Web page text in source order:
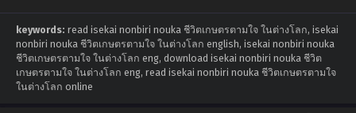
keywords: read isekai nonbiri nouka ชีวิตเกษตรตามใจ ในต่างโลก, isekai
nonbiri nouka ชีวิตเกษตรตามใจ ในต่างโลก english, isekai nonbiri nouka
ชีวิตเกษตรตามใจ ในต่างโลก eng, download isekai nonbiri nouka ชีวิต
เกษตรตามใจ ในต่างโลก eng, read isekai nonbiri nouka ชีวิตเกษตรตามใจ
ในต่างโลก online